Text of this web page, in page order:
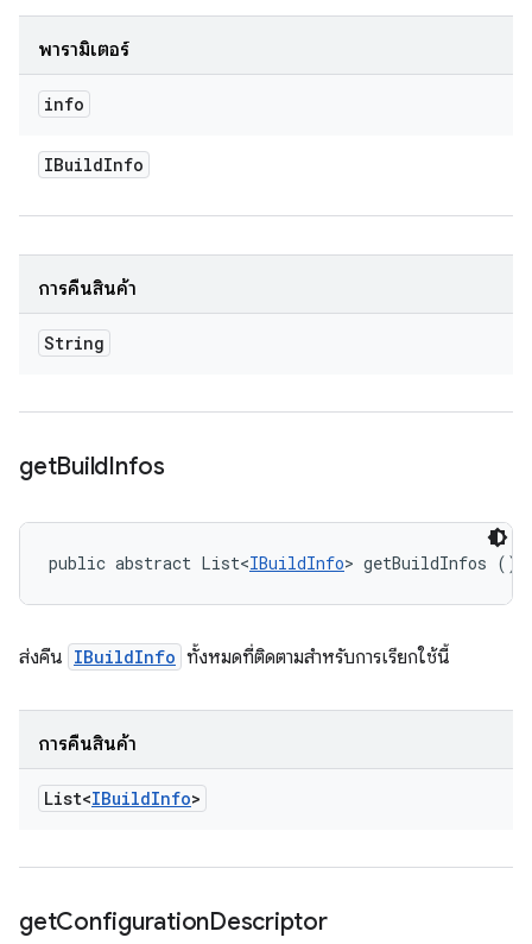
พารามิเตอร์
info
IBuildInfo
การคืนสินค้า
String
getBuildInfos
public abstract List<IBuildInfo> getBuildInfos ()
ส่งคืน IBuildInfo ทั้งหมดที่ติดตามสำหรับการเรียกใช้นี้
การคืนสินค้า
List<IBuildInfo>
getConfigurationDescriptor